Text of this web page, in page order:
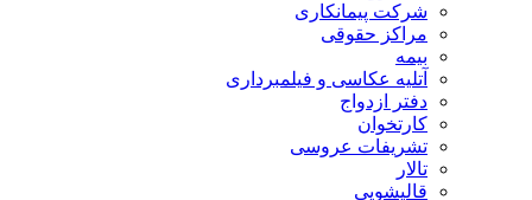
شرکت پیمانکاری
مراکز حقوقی
بیمه
آتلیه عکاسی و فیلمبرداری
دفتر ازدواج
کارتخوان
تشریفات عروسی
تالار
قالیشویی